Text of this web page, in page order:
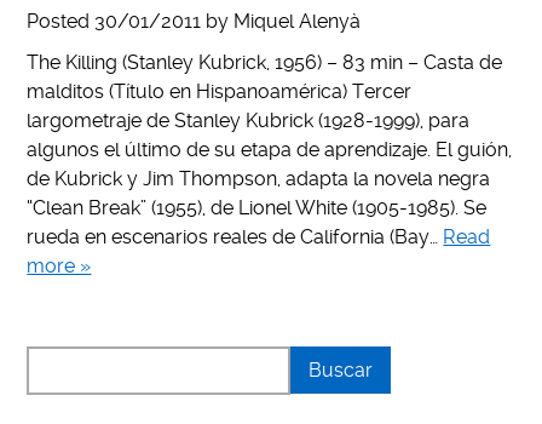
Posted 30/01/2011 by Miquel Alenyà
The Killing (Stanley Kubrick, 1956) – 83 min – Casta de
malditos (Título en Hispanoamérica) Tercer
largometraje de Stanley Kubrick (1928-1999), para
algunos el último de su etapa de aprendizaje. El guión,
de Kubrick y Jim Thompson, adapta la novela negra
“Clean Break” (1955), de Lionel White (1905-1985). Se
rueda en escenarios reales de California (Bay… Read
more »